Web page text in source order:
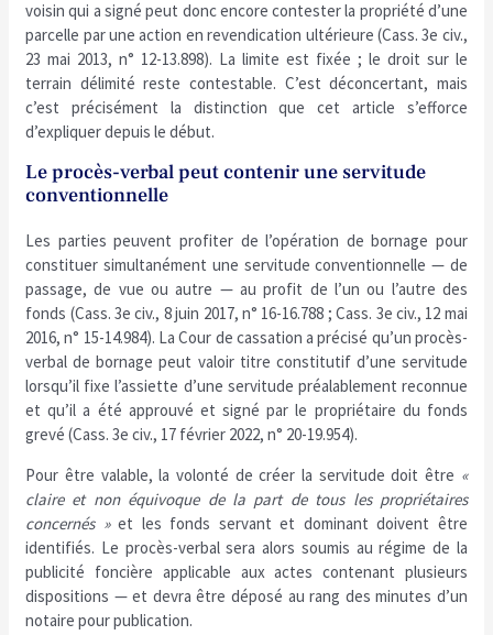
voisin qui a signé peut donc encore contester la propriété d’une
parcelle par une action en revendication ultérieure (Cass. 3e civ.,
23 mai 2013, n° 12-13.898). La limite est fixée ; le droit sur le
terrain délimité reste contestable. C’est déconcertant, mais
c’est précisément la distinction que cet article s’efforce
d’expliquer depuis le début.
Le procès-verbal peut contenir une servitude
conventionnelle
Les parties peuvent profiter de l’opération de bornage pour
constituer simultanément une servitude conventionnelle — de
passage, de vue ou autre — au profit de l’un ou l’autre des
fonds (Cass. 3e civ., 8 juin 2017, n° 16-16.788 ; Cass. 3e civ., 12 mai
2016, n° 15-14.984). La Cour de cassation a précisé qu’un procès-
verbal de bornage peut valoir titre constitutif d’une servitude
lorsqu’il fixe l’assiette d’une servitude préalablement reconnue
et qu’il a été approuvé et signé par le propriétaire du fonds
grevé (Cass. 3e civ., 17 février 2022, n° 20-19.954).
Pour être valable, la volonté de créer la servitude doit être «
claire et non équivoque de la part de tous les propriétaires
concernés »et les fonds servant et dominant doivent être
identifiés. Le procès-verbal sera alors soumis au régime de la
publicité foncière applicable aux actes contenant plusieurs
dispositions — et devra être déposé au rang des minutes d’un
notaire pour publication.